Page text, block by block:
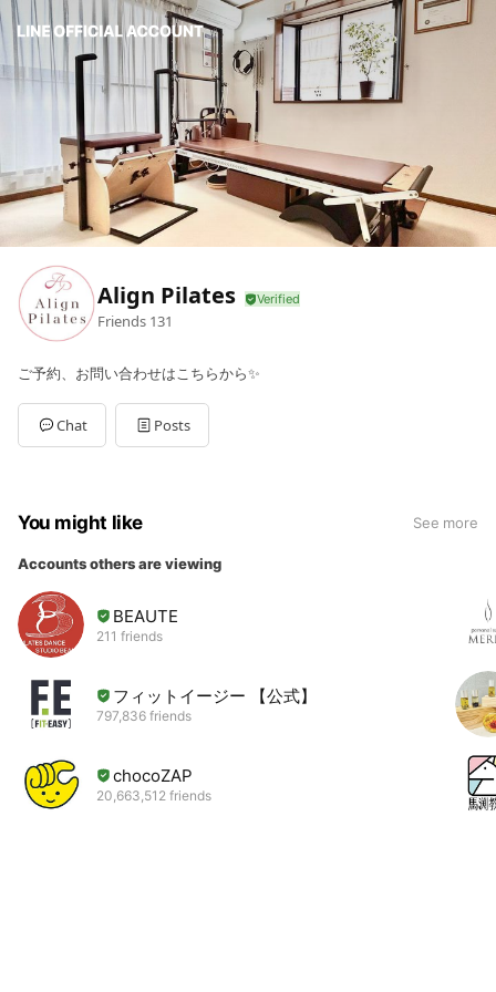
Align Pilates
Friends 131
ご予約、お問い合わせはこちらから✨
Chat Posts
You might like See more
Accounts others are viewing
BEAUTE
211 friends
フィットイージー 【公式】
797,836 friends
chocoZAP
20,663,512 friends